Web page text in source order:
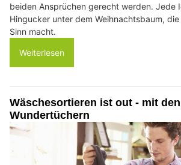
beiden Ansprüchen gerecht werden. Jede
Hingucker unter dem Weihnachtsbaum,
Sinn macht.
Weiterlesen
Wäschesortieren ist out - mit
Wundertüchern